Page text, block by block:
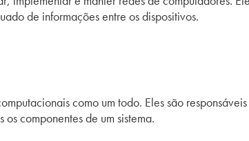
de informações entre os dispositivos.
como um todo. Eles são
componentes de um sistema.